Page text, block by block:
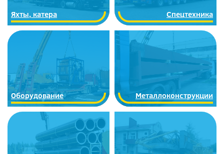
Яхты, катера Спецтехника
Оборудование Металлоконструкции